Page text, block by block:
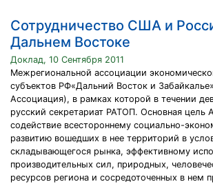
Сотрудничество США и
Дальнем Востоке
Доклад, 10 Сентября 2011
Межрегиональной ассоциации
субъектов РФ«Дальний Восток и
Ассоциация), в рамках которой в течении
русский секретариат РАТОП. Основная цель
содействие всестороннему социально-
развитию вошедших в нее территорий в
складывающегося рынка, эффективному
производительных сил, природных,
ресурсов региона и сосредоточенных в нем